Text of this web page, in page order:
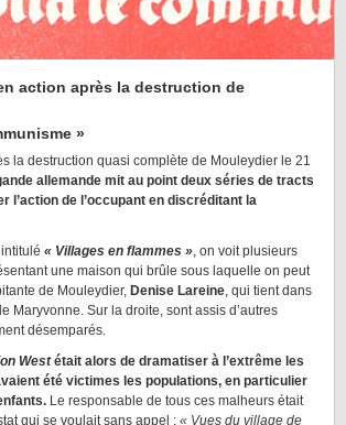
action après la destruction de
»
la destruction quasi complète de Mouleydier le 21
allemande mit au point deux séries de tracts
l’action de l’occupant en discréditant la
« Villages en flammes », on voit plusieurs
une maison qui brûle sous laquelle on peut
de Mouleydier, Denise Lareine, qui tient dans
Maryvonne. Sur la droite, sont assis d’autres
désemparés.
Westétait alors de dramatiser à l’extrême les
été victimes les populations, en particulier
Le responsable de tous ces malheurs était
qui se voulait sans appel : « Vues du village de